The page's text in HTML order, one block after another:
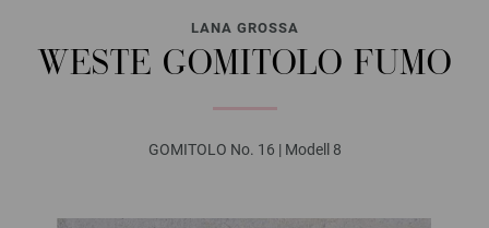
LANA GROSSA
WESTE GOMITOLO FUMO
GOMITOLO No. 16 | Modell 8